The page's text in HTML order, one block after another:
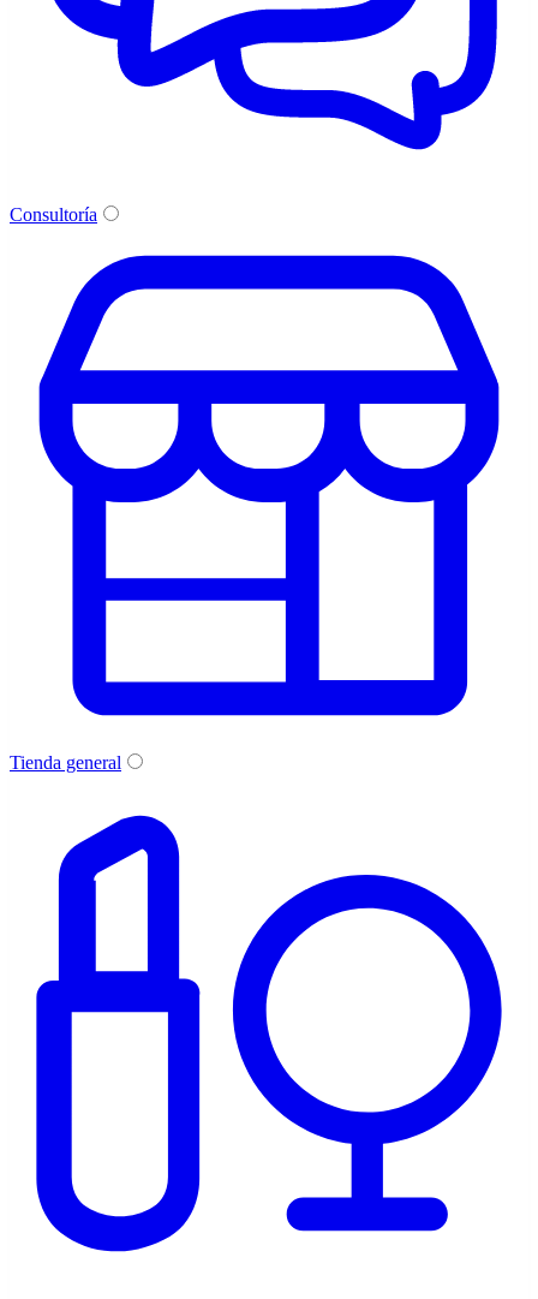
Consultoría
Tienda general